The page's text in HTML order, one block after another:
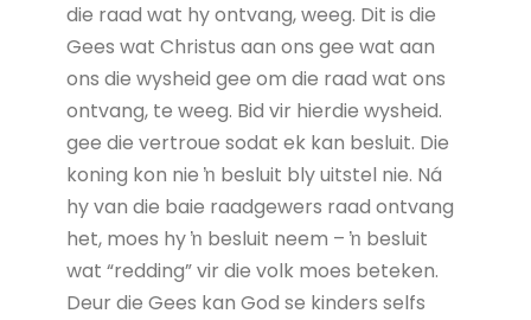
die raad wat hy ontvang, weeg. Dit is die
Gees wat Christus aan ons gee wat aan
ons die wysheid gee om die raad wat ons
ontvang, te weeg. Bid vir hierdie wysheid.
gee die vertroue sodat ek kan besluit. Die
koning kon nie ŉ besluit bly uitstel nie. Ná
hy van die baie raadgewers raad ontvang
het, moes hy ŉ besluit neem – ŉ besluit
wat “redding” vir die volk moes beteken.
Deur die Gees kan God se kinders selfs